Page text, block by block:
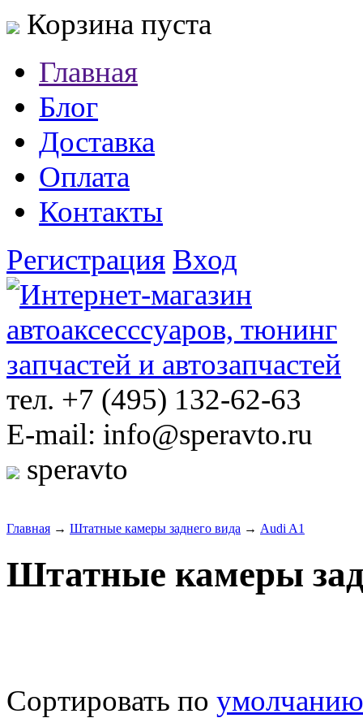
Корзина пуста
Главная
Блог
Доставка
Оплата
Контакты
Регистрация Вход
тел. +7 (495) 132-62-63
E-mail: info@speravto.ru
speravto
Главная → Штатные камеры заднего вида → Audi A1
Штатные камеры
Сортировать по умолчанию